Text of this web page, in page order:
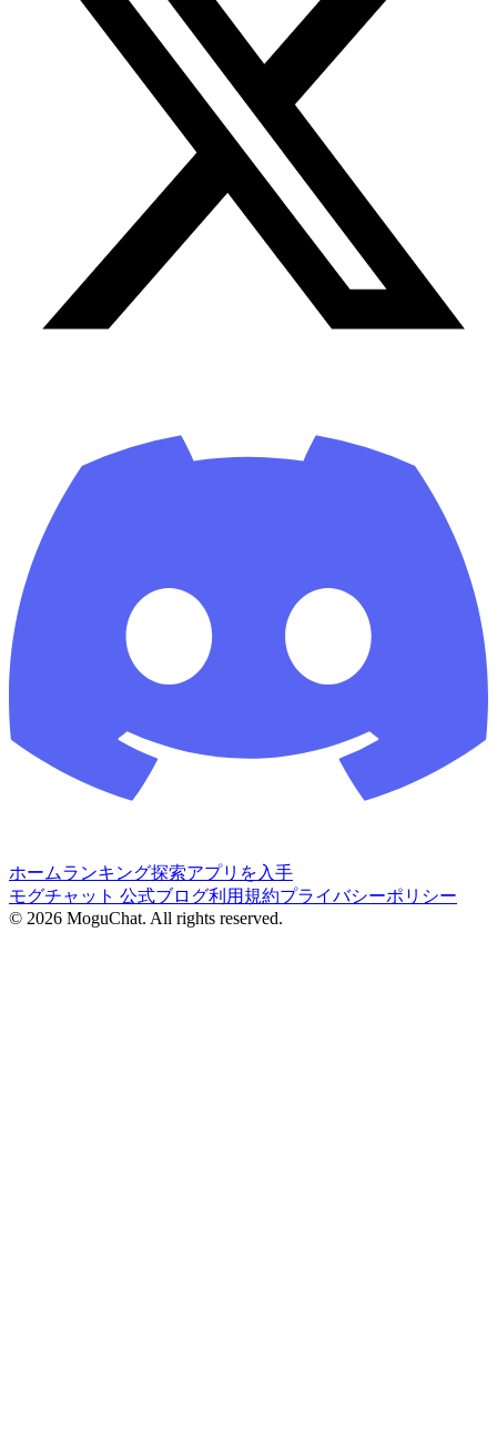
ホームランキング探索アプリを入手
モグチャット 公式ブログ利用規約プライバシーポリシー
© 2026 MoguChat. All rights reserved.